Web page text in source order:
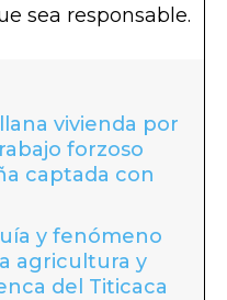
sea responsable.
vivienda por
forzoso
captada con
y fenómeno
agricultura y
del Titicaca